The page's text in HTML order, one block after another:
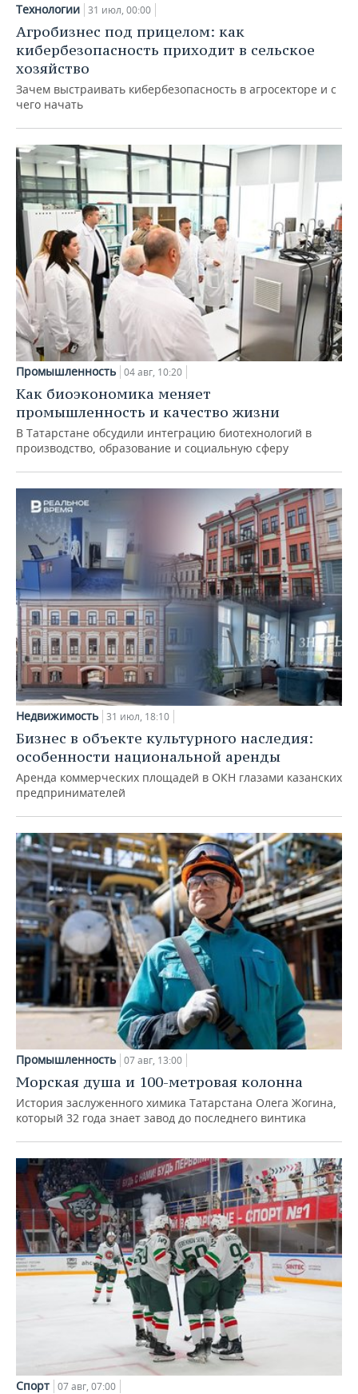
Технологии 31 июл, 00:00
Агробизнес под прицелом: как
кибербезопасность приходит в сельское
хозяйство
Зачем выстраивать кибербезопасность в агросекторе и с
чего начать
Промышленность 04 авг, 10:20
Как биоэкономика меняет
промышленность и качество жизни
В Татарстане обсудили интеграцию биотехнологий в
производство, образование и социальную сферу
Недвижимость 31 июл, 18:10
Бизнес в объекте культурного наследия:
особенности национальной аренды
Аренда коммерческих площадей в ОКН глазами казанских
предпринимателей
Промышленность 07 авг, 13:00
Морская душа и 100-метровая колонна
История заслуженного химика Татарстана Олега Жогина,
который 32 года знает завод до последнего винтика
Спорт 07 авг, 07:00